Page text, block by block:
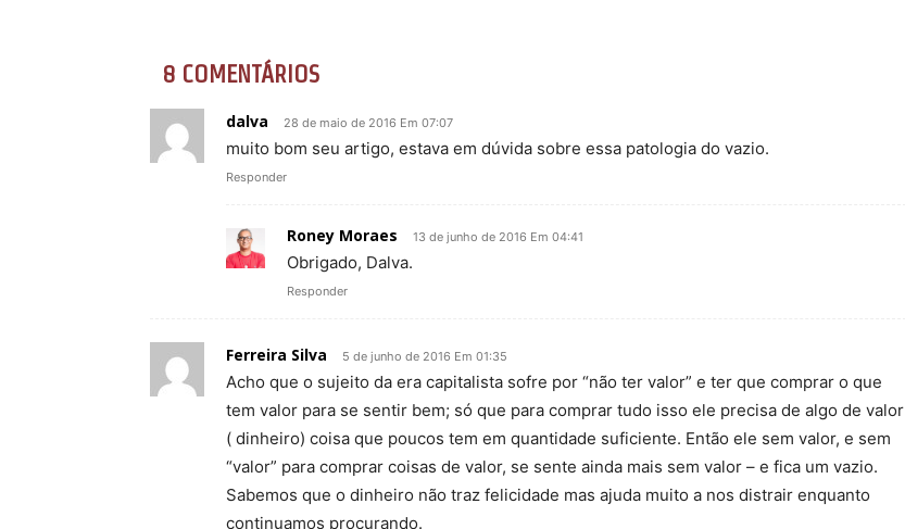
8 COMENTÁRIOS
dalva 28 de maio de 2016 Em 07:07
muito bom seu artigo, estava em dúvida sobre essa patologia do vazio.
Responder
Roney Moraes 13 de junho de 2016 Em 04:41
Obrigado, Dalva.
Responder
Ferreira Silva 5 de junho de 2016 Em 01:35
Acho que o sujeito da era capitalista sofre por “não ter valor” e ter que comprar o que
tem valor para se sentir bem; só que para comprar tudo isso ele precisa de algo de valor
( dinheiro) coisa que poucos tem em quantidade suficiente. Então ele sem valor, e sem
“valor” para comprar coisas de valor, se sente ainda mais sem valor – e fica um vazio.
Sabemos que o dinheiro não traz felicidade mas ajuda muito a nos distrair enquanto
continuamos procurando.